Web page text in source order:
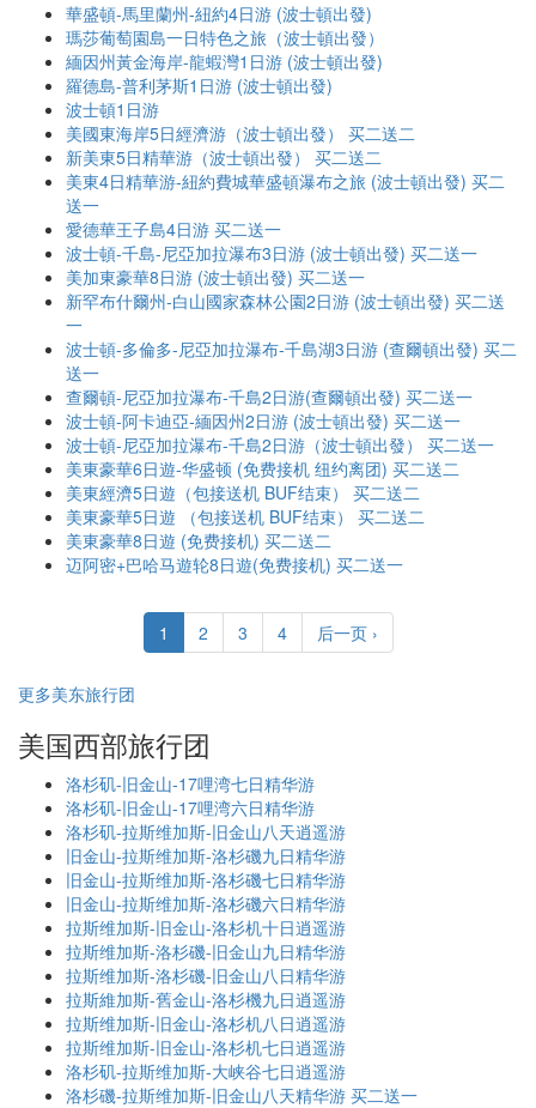
華盛頓-馬里蘭州-紐約4日游 (波士頓出發)
瑪莎葡萄園島一日特色之旅（波士頓出發）
緬因州黃金海岸-龍蝦灣1日游 (波士頓出發)
羅德島-普利茅斯1日游 (波士頓出發)
波士頓1日游
美國東海岸5日經濟游（波士頓出發） 买二送二
新美東5日精華游（波士頓出發） 买二送二
美東4日精華游-紐約費城華盛頓瀑布之旅 (波士頓出發) 买二
送一
愛德華王子島4日游 买二送一
波士頓-千島-尼亞加拉瀑布3日游 (波士頓出發) 买二送一
美加東豪華8日游 (波士頓出發) 买二送一
新罕布什爾州-白山國家森林公園2日游 (波士頓出發) 买二送
一
波士頓-多倫多-尼亞加拉瀑布-千島湖3日游 (查爾頓出發) 买二
送一
查爾頓-尼亞加拉瀑布-千島2日游(查爾頓出發) 买二送一
波士頓-阿卡迪亞-緬因州2日游 (波士頓出發) 买二送一
波士頓-尼亞加拉瀑布-千島2日游（波士頓出發） 买二送一
美東豪華6日遊-华盛顿 (免费接机 纽约离团) 买二送二
美東經濟5日遊（包接送机 BUF结束） 买二送二
美東豪華5日遊 （包接送机 BUF结束） 买二送二
美東豪華8日遊 (免费接机) 买二送二
迈阿密+巴哈马遊轮8日遊(免费接机) 买二送一
1 2 3 4 后一页 ›
更多美东旅行团
美国西部旅行团
洛杉矶-旧金山-17哩湾七日精华游
洛杉矶-旧金山-17哩湾六日精华游
洛杉矶-拉斯维加斯-旧金山八天逍遥游
旧金山-拉斯维加斯-洛杉磯九日精华游
旧金山-拉斯维加斯-洛杉磯七日精华游
旧金山-拉斯维加斯-洛杉磯六日精华游
拉斯维加斯-旧金山-洛杉机十日逍遥游
拉斯维加斯-洛杉磯-旧金山九日精华游
拉斯维加斯-洛杉磯-旧金山八日精华游
拉斯維加斯-舊金山-洛杉機九日逍遥游
拉斯维加斯-旧金山-洛杉机八日逍遥游
拉斯维加斯-旧金山-洛杉机七日逍遥游
洛杉矶-拉斯维加斯-大峡谷七日逍遥游
洛杉磯-拉斯维加斯-旧金山八天精华游 买二送一